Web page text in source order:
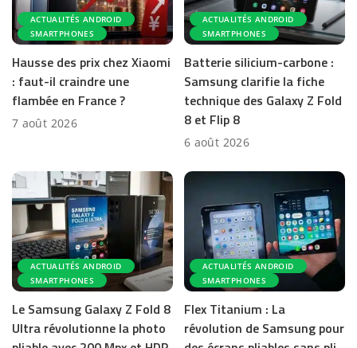
ACTUALITÉS ANDROID
SMARTPHONES
Hausse des prix chez Xiaomi
: faut-il craindre une
flambée en France ?
7 août 2026
ACTUALITÉS ANDROID
SMARTPHONES
Batterie silicium-carbone :
Samsung clarifie la fiche
technique des Galaxy Z Fold
8 et Flip 8
6 août 2026
ACTUALITÉS ANDROID
SMARTPHONES
Le Samsung Galaxy Z Fold 8
Ultra révolutionne la photo
ACTUALITÉS ANDROID
SMARTPHONES
Flex Titanium : La
révolution de Samsung pour